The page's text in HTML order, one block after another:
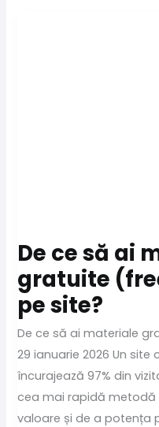
De ce să ai
gratuite
pe site?
De ce să ai materiale
29 ianuarie 2026 Un
încurajează 97% din
cea mai rapidă metodă
valoare și de a potența